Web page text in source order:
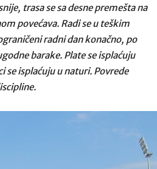
trasa se sa desne premešta na
povećava. Radi se u teškim
radni dan konačno, po
barake. Plate se isplaćuju
se isplaćuju u naturi. Povrede